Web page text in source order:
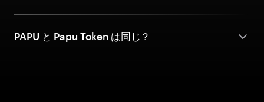
PAPU と Papu Token は同じ？